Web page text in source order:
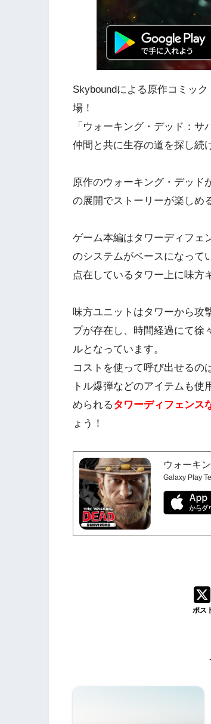
Skyboundによる原作コミッ
場！
「ウォーキング・デッド：
仲間と共に生存の道を探し続
原作のウォーキング・デッド
の展開でストーリーが楽しめ
ゲーム本編はタワーディフェ
のシステムがベースになって
点在しているタワー上に味方
味方ユニットはタワーから攻
プが存在し、時間経過にて徐
ルとなっています。
コストを使って呼び出せるの
トル爆弾などのアイテムも
められるタワーディフェンス
ょう！
ウォーキ
Galaxy Play
ポス